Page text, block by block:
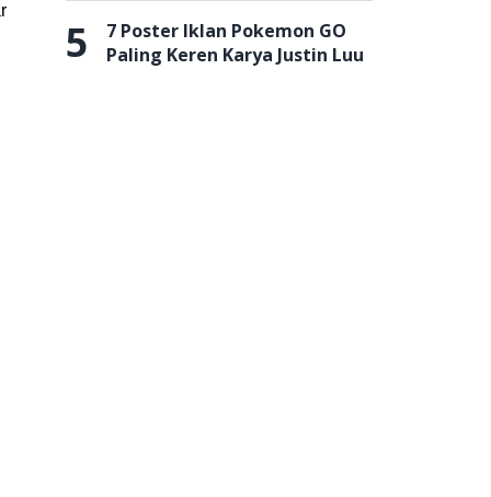
5
7 Poster Iklan Pokemon GO
Paling Keren Karya Justin Luu